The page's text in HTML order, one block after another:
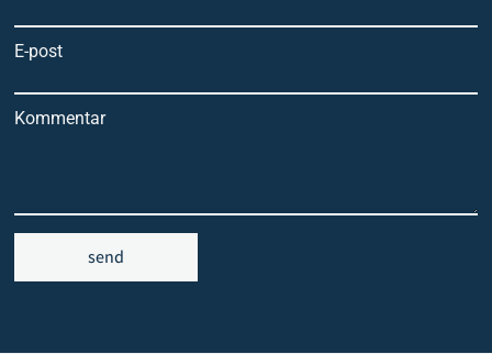
E-post
Kommentar
send